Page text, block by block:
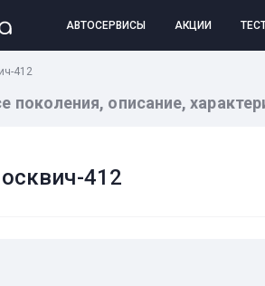
АВТОСЕРВИСЫ АКЦИИ
412
описание,
412